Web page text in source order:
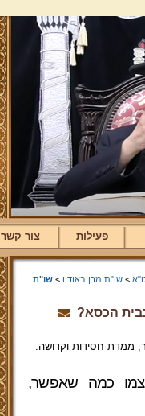
פעילות צור קשר
>שו"ת מרן באודיו >שו"ת
הכסא?
ממדת חסידות וקדושה.
כמה שאפשר,